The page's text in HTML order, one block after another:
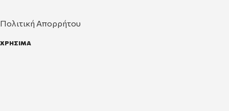
Πολιτική Απορρήτου
ΧΡΗΣΙΜΑ